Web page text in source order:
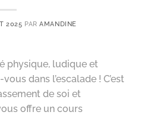
2025 PARAMANDINE
physique, ludique et
dans l’escalade ! C’est
de soi et
offre un cours